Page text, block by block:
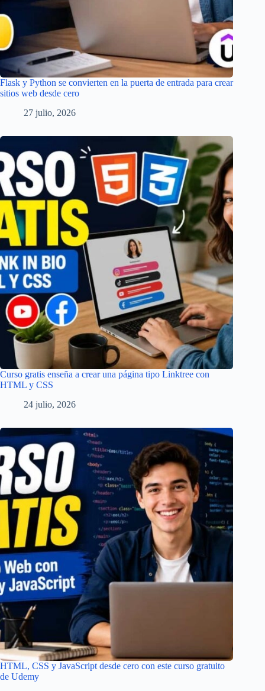
Flask y Python se convierten en la puerta de entrada para crear
sitios web desde cero
27 julio, 2026
Curso gratis enseña a crear una página tipo Linktree con
HTML y CSS
24 julio, 2026
HTML, CSS y JavaScript desde cero con este curso gratuito
de Udemy